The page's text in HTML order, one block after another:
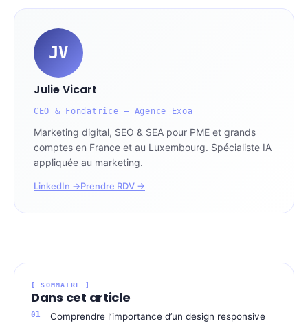
JV
Julie Vicart
CEO & Fondatrice — Agence Exoa
Marketing digital, SEO & SEA pour PME et grands
comptes en France et au Luxembourg. Spécialiste IA
appliquée au marketing.
LinkedIn →Prendre RDV →
[ SOMMAIRE ]
Dans cet article
Comprendre l’importance d’un design responsive